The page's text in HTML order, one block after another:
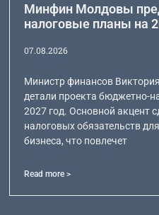
Минфин Молдовы
налоговые планы на
07.08.2026
Министр финансов
детали проекта бюджетно-
2027 год. Основной акцент
налоговых обязательств
бизнеса, что повлечет
Read more >